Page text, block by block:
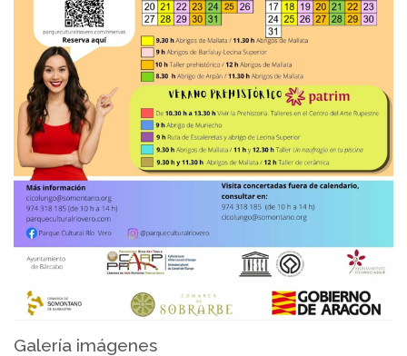
Galería imágenes